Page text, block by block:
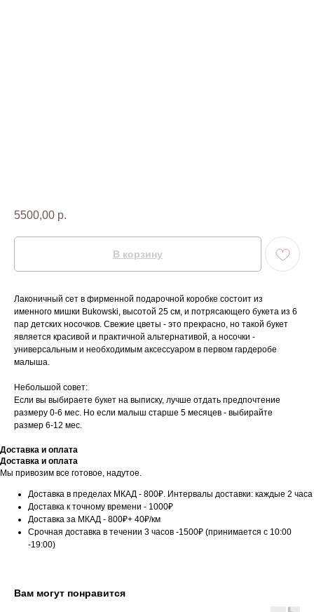
5500,00 р.
В корзину
Лаконичный сет в фирменной подарочной коробке состоит из
именного мишки Bukowski, высотой 25 см, и потрясающего букета из 6
пар детских носочков. Свежие цветы - это прекрасно, но такой букет
является красивой и практичной альтернативой, а носочки -
универсальным и необходимым аксессуаром в первом гардеробе
малыша.
Небольшой совет:
Если вы выбираете букет на выписку, лучше отдать предпочтение
размеру 0-6 мес. Но если малыш старше 5 месяцев - выбирайте
размер 6-12 мес.
Доставка и оплата
Доставка и оплата
Мы привозим все готовое, надутое.
Доставка в пределах МКАД - 800₽. Интервалы доставки: каждые 2 часа
Доставка к точному времени - 1000₽
Доставка за МКАД - 800₽+ 40₽/км
Срочная доставка в течении 3 часов -1500₽ (принимается с 10:00
-19:00)
Вам могут понравится